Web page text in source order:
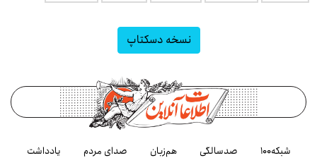
نسخه دسکتاپ
شبکه۱۰۰ صدسالگی هم‌زبان صدای مردم یادداشت